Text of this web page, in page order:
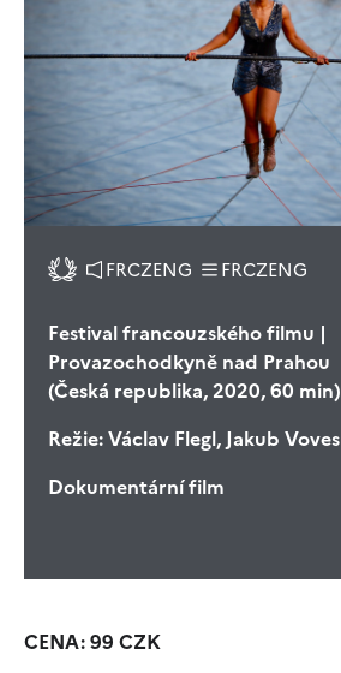
FRCZENG FRCZENG
Festival francouzského filmu |
Provazochodkyně nad Prahou
(Česká republika, 2020, 60 min)
Režie:Václav Flegl, Jakub Voves
Dokumentární film
CENA: 99 CZK